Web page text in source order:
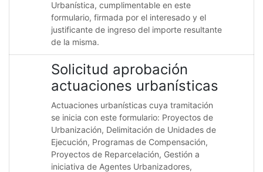
Urbanística, cumplimentable en este
formulario, firmada por el interesado y el
justificante de ingreso del importe resultante
de la misma.
Solicitud aprobación
actuaciones urbanísticas
Actuaciones urbanísticas cuya tramitación
se inicia con este formulario: Proyectos de
Urbanización, Delimitación de Unidades de
Ejecución, Programas de Compensación,
Proyectos de Reparcelación, Gestión a
iniciativa de Agentes Urbanizadores,